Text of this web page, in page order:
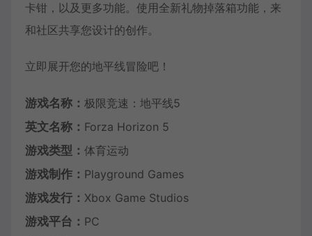
卡钳，以及更多功能。使用全新礼物掉落箱功能，来
和社区共享您设计的创作。
立即展开您的地平线冒险吧！
游戏名称： 极限竞速：地平线5
英文名称： Forza Horizon 5
游戏类型： 体育运动
游戏制作： Playground Games
游戏发行： Xbox Game Studios
游戏平台： PC